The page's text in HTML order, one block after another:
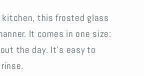
kitchen, this frosted glass
It comes in one size:
the day. It's easy to